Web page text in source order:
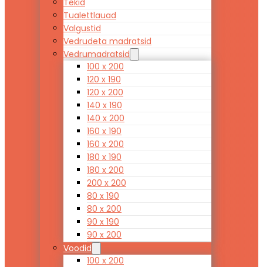
Tekid
Tualettlauad
Valgustid
Vedrudeta madratsid
Vedrumadratsid
100 x 200
120 x 190
120 x 200
140 x 190
140 x 200
160 x 190
160 x 200
180 x 190
180 x 200
200 x 200
80 x 190
80 x 200
90 x 190
90 x 200
Voodid
100 x 200